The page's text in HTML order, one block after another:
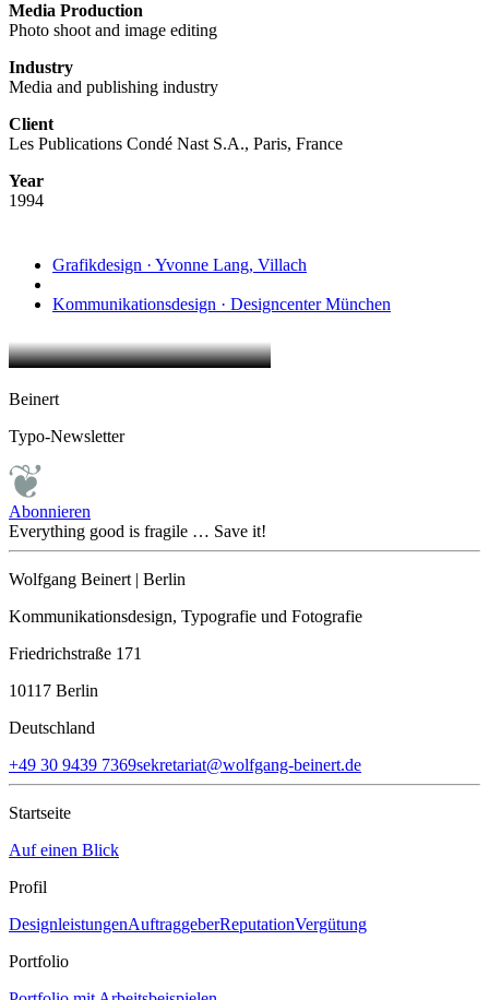
Media Production
Photo shoot and image editing
Industry
Media and publishing industry
Client
Les Publications Condé Nast S.A., Paris, France
Year
1994
Grafikdesign · Yvonne Lang, Villach
Kommunikationsdesign · Designcenter München
Beinert
Typo-Newsletter
Abonnieren
Everything good is fragile … Save it!
Wolfgang Beinert | Berlin
Kommunikationsdesign, Typografie und Fotografie
Friedrichstraße 171
10117 Berlin
Deutschland
+49‭ 30 9439 7369‬sekretariat@wolfgang-beinert.de
Startseite
Auf einen Blick
Profil
DesignleistungenAuftraggeberReputationVergütung
Portfolio